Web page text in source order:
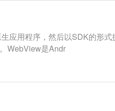
应用程序，然后以SDK的形
WebView是Andr